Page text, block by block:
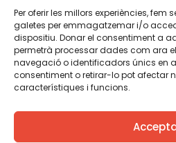
Per oferir les millors experiències, fem
galetes per emmagatzemar i/o
dispositiu. Donar el consentiment a
permetrà processar dades com ara
navegació o identificadors únics en
consentiment o retirar-lo pot afectar
característiques i funcions.
TWT YTB IG FB IN
Avís legalPolítica de
Creiem que el coneixement
fem servir una llicència Creative